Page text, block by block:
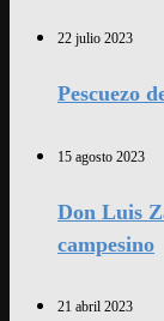
22 julio 2023
Pescuezo
15 agosto 2023
Don Luis
campesino
21 abril 2023